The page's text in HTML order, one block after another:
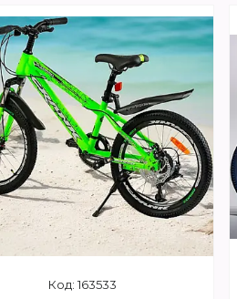
+380 (67) 614-00-65
163533